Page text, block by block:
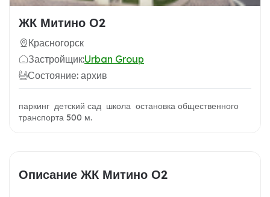
ЖК Митино О2
Красногорск
Застройщик:Urban Group
Состояние: архив
паркинг детский сад школа остановка общественного
транспорта 500 м.
Описание ЖК Митино О2